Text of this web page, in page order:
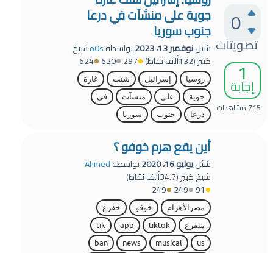
0
تصويتات
1
إجابة
715 مشاهدات
جوية على منشآت في درعا
جنوب سوريا
سُئلنوفمبر 13، 2023 بواسطةo0sشيخ
كبير(132ألف نقاط) 297
620
624
روسيا إسرائيل شنت
غارة
جوية
على منشآت
في
درعا
جنوب سوريا
أين يقع هرم خوفو ؟
سُئليوليو 16، 2020 بواسطةAhmed
شيخ كبير(34.7ألف
نقاط)
91
249
249
مصرالأهرام خوفو
خفرع
منقرع
tiktok
app
tik
us
musical
news
ban